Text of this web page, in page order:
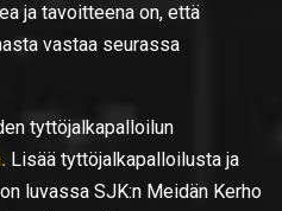
ja tavoitteena on, että
vastaa seurassa
tyttöjalkapalloilun
Lisää tyttöjalkapalloilusta ja
luvassa SJK:n Meidän Kerho